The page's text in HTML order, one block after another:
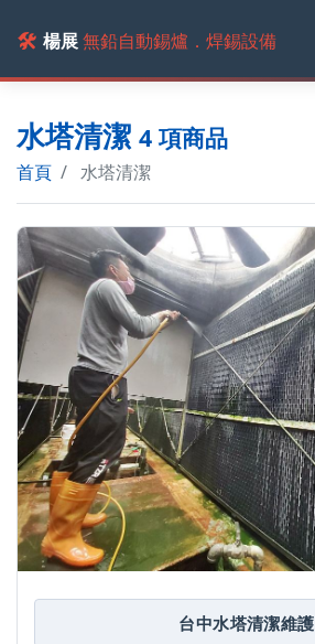
🛠️ 楊展無鉛自動錫爐．焊錫設備
水塔清潔 4 項商品
首頁 水塔清潔
台中水塔清潔維護